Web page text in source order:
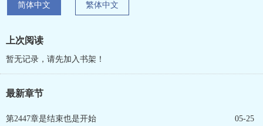
简体中文 繁体中文
上次阅读
暂无记录，请先加入书架！
最新章节
第2447章是结束也是开始 05-25